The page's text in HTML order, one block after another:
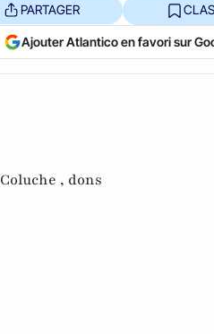
PARTAGER
Ajouter Atlantico en favori sur
Coluche , dons